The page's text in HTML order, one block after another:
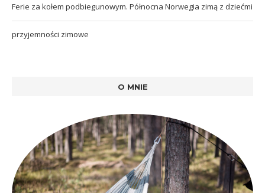
Ferie za kołem podbiegunowym. Północna Norwegia zimą z dziećmi
przyjemności zimowe
O MNIE